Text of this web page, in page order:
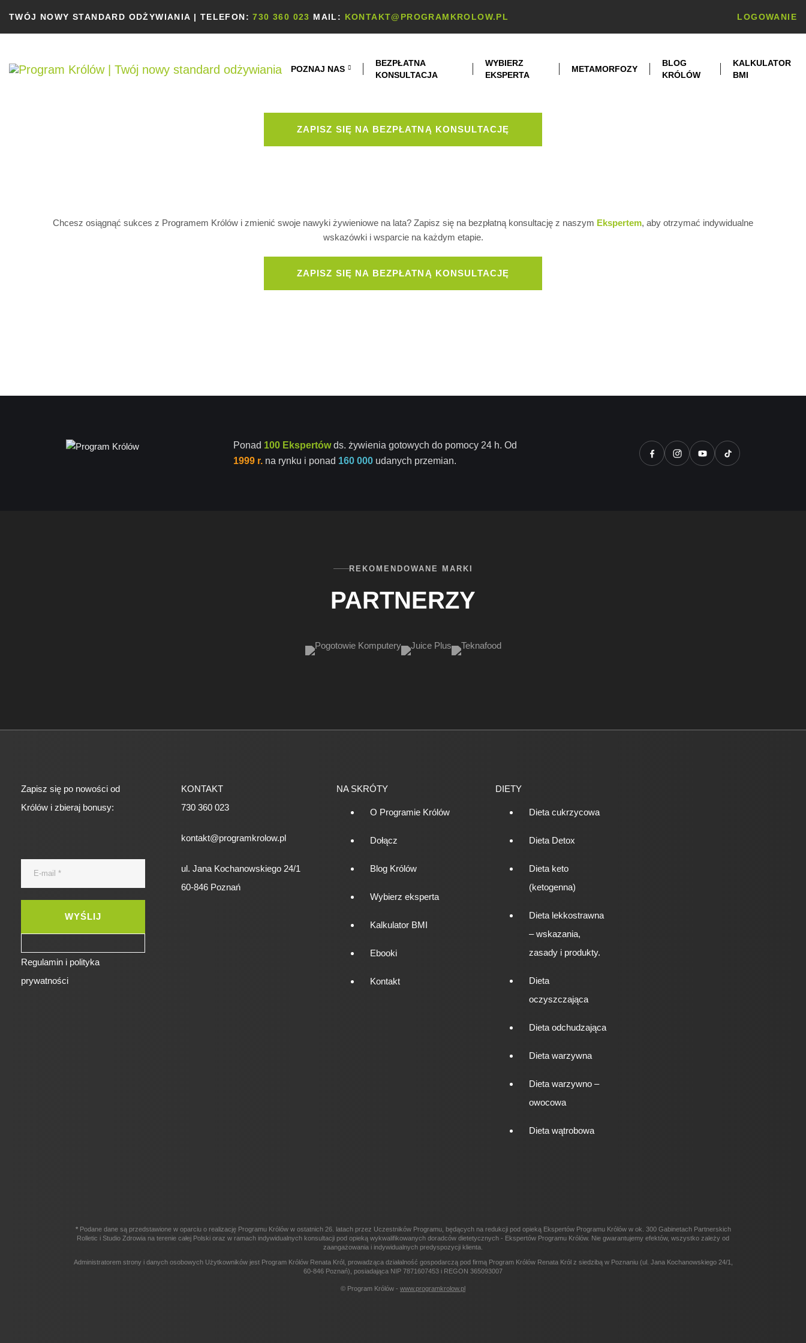
TWÓJ NOWY STANDARD ODŻYWIANIA | TELEFON:730 360 023 MAIL: KONTAKT@PROGRAMKROLOW.PL LOGOWANIE
POZNAJ NAS
BEZPŁATNA
KONSULTACJA
WYBIERZ
EKSPERTA
METAMORFOZY
BLOG
KRÓLÓW
KALKULATOR
BMI
3
ZAPISZ SIĘ NA BEZPŁATNĄ KONSULTACJĘ
Chcesz osiągnąć sukces z Programem Królów i zmienić swoje nawyki żywieniowe na lata? Zapisz się na bezpłatną konsultację z naszym Ekspertem, aby otrzymać indywidualne
wskazówki i wsparcie na każdym etapie.
ZAPISZ SIĘ NA BEZPŁATNĄ KONSULTACJĘ
Ponad 100 Ekspertówds. żywienia gotowych do pomocy 24 h. Od
1999 r. na rynku i ponad 160 000 udanych przemian.
REKOMENDOWANE MARKI
PARTNERZY
Zapisz się po nowości od
Królów i zbieraj bonusy:
Regulamin i polityka
prywatności
KONTAKT
730 360 023
kontakt@programkrolow.pl
ul. Jana Kochanowskiego 24/1
60-846 Poznań
NA SKRÓTY
O Programie Królów
Dołącz
Blog Królów
Wybierz eksperta
Kalkulator BMI
Ebooki
Kontakt
DIETY
Dieta cukrzycowa
Dieta Detox
Dieta keto
(ketogenna)
Dieta lekkostrawna
– wskazania,
zasady i produkty.
Dieta
oczyszczająca
Dieta odchudzająca
Dieta warzywna
Dieta warzywno –
owocowa
Dieta wątrobowa
*Podane dane są przedstawione w oparciu o realizację Programu Królów w ostatnich 26. latach przez Uczestników Programu, będących na redukcji pod opieką Ekspertów Programu Królów w ok. 300 Gabinetach Partnerskich
Rolletic i Studio Zdrowia na terenie całej Polski oraz w ramach indywidualnych konsultacji pod opieką wykwalifikowanych doradców dietetycznych - Ekspertów Programu Królów. Nie gwarantujemy efektów, wszystko zależy od
zaangażowania i indywidualnych predyspozycji klienta.
Administratorem strony i danych osobowych Użytkowników jest Program Królów Renata Król, prowadząca działalność gospodarczą pod firmą Program Królów Renata Król z siedzibą w Poznaniu (ul. Jana Kochanowskiego 24/1,
60-846 Poznań), posiadająca NIP 7871607453 i REGON 365093007
© Program Królów - www.programkrolow.pl